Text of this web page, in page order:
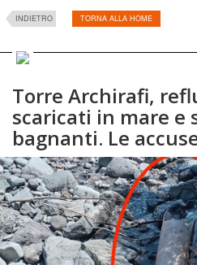
INDIETRO TORNA ALLA HOME
Torre Archirafi,
scaricati in mare e
bagnanti. Le